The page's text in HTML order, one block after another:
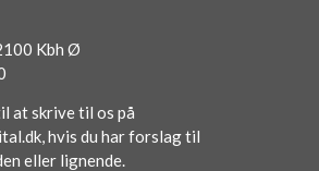
Kbh Ø
at skrive til os på
hvis du har forslag til
eller lignende.